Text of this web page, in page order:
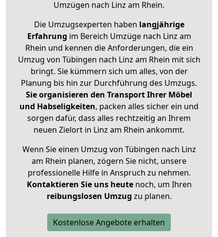
Umzügen nach Linz am Rhein.
Die Umzugsexperten haben langjährige
Erfahrung im Bereich Umzüge nach Linz am
Rhein und kennen die Anforderungen, die ein
Umzug von Tübingen nach Linz am Rhein mit sich
bringt. Sie kümmern sich um alles, von der
Planung bis hin zur Durchführung des Umzugs.
Sie organisieren den Transport Ihrer Möbel
und Habseligkeiten, packen alles sicher ein und
sorgen dafür, dass alles rechtzeitig an Ihrem
neuen Zielort in Linz am Rhein ankommt.
Wenn Sie einen Umzug von Tübingen nach Linz
am Rhein planen, zögern Sie nicht, unsere
professionelle Hilfe in Anspruch zu nehmen.
Kontaktieren Sie uns heutenoch, um Ihren
reibungslosen Umzug zu planen.
Kostenlose Angebote erhalten